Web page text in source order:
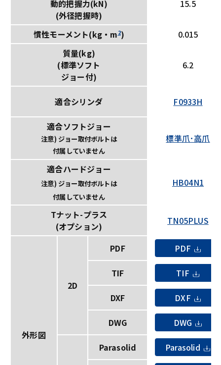
動的把握力(kN)
(外径把握時)
15.5
慣性モーメント(kg・m2)
0.015
質量(kg)
(標準ソフト
ジョー付)
6.2
適合シリンダ F0933H
適合ソフトジョー
注意) ジョー取付ボルトは
付属していません
標準爪･高爪
適合ハードジョー
注意) ジョー取付ボルトは
付属していません
HB04N1
Tナット-プラス
(オプション)
TN05PLUS
外形図
2D
PDF PDF
TIF TIF
DXF DXF
DWG DWG
Parasolid Parasolid